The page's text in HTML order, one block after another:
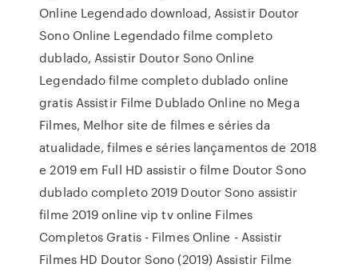
Online Legendado download, Assistir Doutor
Sono Online Legendado filme completo
dublado, Assistir Doutor Sono Online
Legendado filme completo dublado online
gratis Assistir Filme Dublado Online no Mega
Filmes, Melhor site de filmes e séries da
atualidade, filmes e séries lançamentos de 2018
e 2019 em Full HD assistir o filme Doutor Sono
dublado completo 2019 Doutor Sono assistir
filme 2019 online vip tv online Filmes
Completos Gratis - Filmes Online - Assistir
Filmes HD Doutor Sono (2019) Assistir Filme